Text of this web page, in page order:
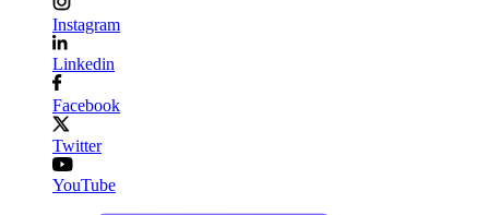
Instagram
Linkedin
Facebook
Twitter
YouTube